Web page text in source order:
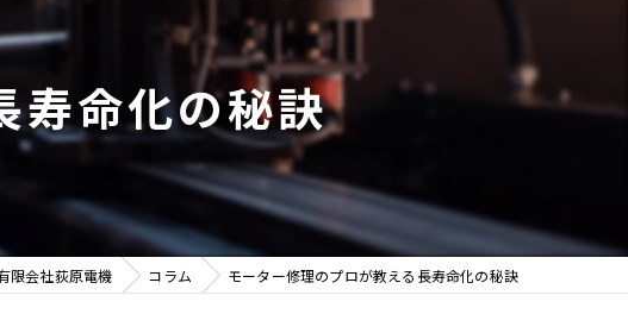
ベアリング
大型
メンテナンス
販売
寿命化の秘訣
限会社荻原電機 コラム モーター修理のプロが教える長寿命化の秘訣